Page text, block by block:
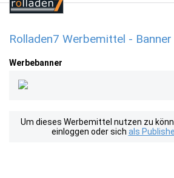
Rolladen7 Werbemittel -
Werbebanner
Um dieses Werbemittel nutzen zu
einloggen oder sich als